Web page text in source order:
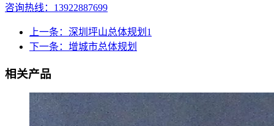
咨询热线：13922887699
上一条：深圳坪山总体规划1
下一条：增城市总体规划
相关产品